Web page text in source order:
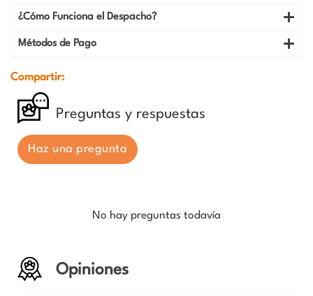
¿Cómo Funciona el Despacho?
Métodos de Pago
Compartir:
Preguntas y respuestas
Haz una pregunta
No hay preguntas todavía
Opiniones